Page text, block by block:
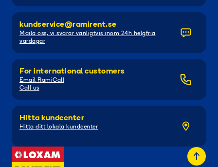
kundservice@ramirent.se
Maila oss, vi svarar vanligtvis inom 24h helgfria
vardagar
For international customers
Email RamiCall
Call us
Hitta kundcenter
Hitta ditt lokala kundcenter